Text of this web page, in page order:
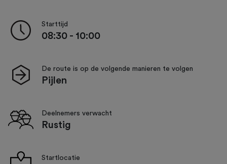
Starttijd
08:30 - 10:00
De route is op de volgende manieren te volgen
Pijlen
Deelnemers verwacht
Rustig
Startlocatie